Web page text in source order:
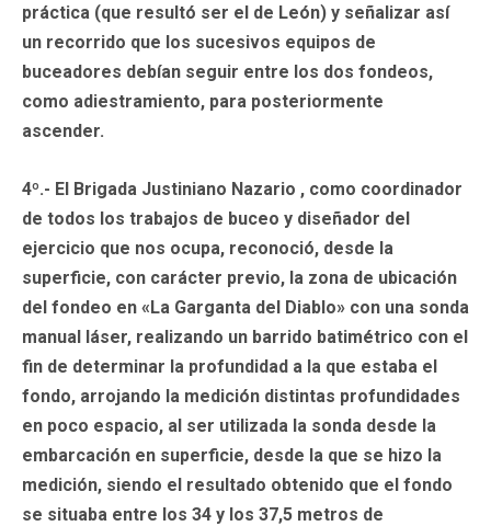
práctica (que resultó ser el de León) y señalizar así
un recorrido que los sucesivos equipos de
buceadores debían seguir entre los dos fondeos,
como adiestramiento, para posteriormente
ascender.
4º.- El Brigada Justiniano Nazario , como coordinador
de todos los trabajos de buceo y diseñador del
ejercicio que nos ocupa, reconoció, desde la
superficie, con carácter previo, la zona de ubicación
del fondeo en «La Garganta del Diablo» con una sonda
manual láser, realizando un barrido batimétrico con el
fin de determinar la profundidad a la que estaba el
fondo, arrojando la medición distintas profundidades
en poco espacio, al ser utilizada la sonda desde la
embarcación en superficie, desde la que se hizo la
medición, siendo el resultado obtenido que el fondo
se situaba entre los 34 y los 37,5 metros de